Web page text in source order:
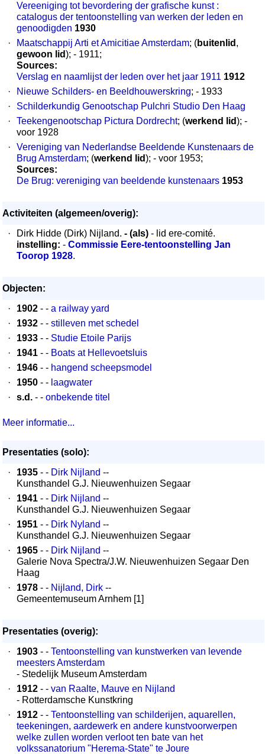
Vereeniging tot bevordering der grafische kunst :
catalogus der tentoonstelling van werken der leden en
genoodigden 1930
·
Maatschappij Arti et Amicitiae Amsterdam; (buitenlid ,
gewoon lid); - 1911;
Sources:
Verslag en naamlijst der leden over het jaar 1911 1912
·
Nieuwe Schilders- en Beeldhouwerskring; - 1933
·
Schilderkundig Genootschap Pulchri Studio Den Haag
·
Teekengenootschap Pictura Dordrecht; (werkend lid); -
voor 1928
·
Vereniging van Nederlandse Beeldende Kunstenaars de
Brug Amsterdam; (werkend lid); - voor 1953;
Sources:
De Brug: vereniging van beeldende kunstenaars 1953
Activiteiten (algemeen/overig):
·
Dirk Hidde (Dirk) Nijland. - (als) - lid ere-comité.
instelling: - Commissie Eere-tentoonstelling Jan
Toorop 1928.
Objecten:
·
1902 - - a railway yard
·
1932 - - stilleven met schedel
·
1933 - - Studie Etoile Parijs
·
1941 - - Boats at Hellevoetsluis
·
1946 - - hangend scheepsmodel
·
1950 - - laagwater
·
s.d. - - onbekende titel
Meer informatie...
Presentaties (solo):
·
1935 - - Dirk Nijland --
Kunsthandel G.J. Nieuwenhuizen Segaar
·
1941 - - Dirk Nijland --
Kunsthandel G.J. Nieuwenhuizen Segaar
·
1951 - - Dirk Nyland --
Kunsthandel G.J. Nieuwenhuizen Segaar
·
1965 - - Dirk Nijland --
Galerie Nova Spectra/J.W. Nieuwenhuizen Segaar Den
Haag
·
1978 - - Nijland, Dirk --
Gemeentemuseum Arnhem [1]
Presentaties (overig):
·
1903 - - Tentoonstelling van kunstwerken van levende
meesters Amsterdam
- Stedelijk Museum Amsterdam
·
1912 - - van Raalte, Mauve en Nijland
- Rotterdamsche Kunstkring
·
1912 - - Tentoonstelling van schilderijen, aquarellen,
teekeningen, aardewerk en andere kunstvoorwerpen
welke zullen worden verloot ten bate van het
volkssanatorium "Herema-State" te Joure